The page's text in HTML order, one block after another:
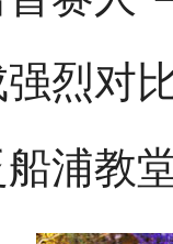
强烈对
船浦教